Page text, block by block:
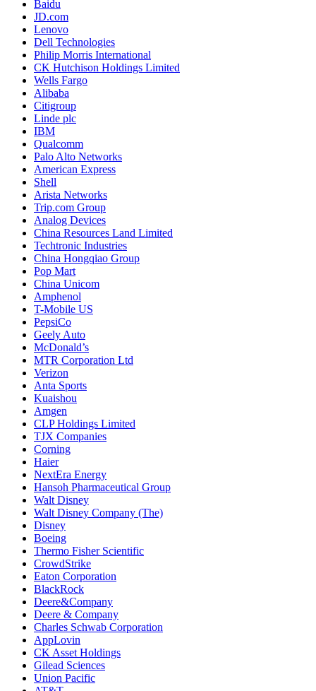
Baidu
JD.com
Lenovo
Dell Technologies
Philip Morris International
CK Hutchison Holdings Limited
Wells Fargo
Alibaba
Citigroup
Linde plc
IBM
Qualcomm
Palo Alto Networks
American Express
Shell
Arista Networks
Trip.com Group
Analog Devices
China Resources Land Limited
Techtronic Industries
China Hongqiao Group
Pop Mart
China Unicom
Amphenol
T-Mobile US
PepsiCo
Geely Auto
McDonald’s
MTR Corporation Ltd
Verizon
Anta Sports
Kuaishou
Amgen
CLP Holdings Limited
TJX Companies
Corning
Haier
NextEra Energy
Hansoh Pharmaceutical Group
Walt Disney
Walt Disney Company (The)
Disney
Boeing
Thermo Fisher Scientific
CrowdStrike
Eaton Corporation
BlackRock
Deere&Company
Deere & Company
Charles Schwab Corporation
AppLovin
CK Asset Holdings
Gilead Sciences
Union Pacific